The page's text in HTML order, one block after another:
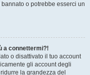
o potrebbe esserci un
a connettermi?!
o disattivato il tuo account
gli account degli
la grandezza del